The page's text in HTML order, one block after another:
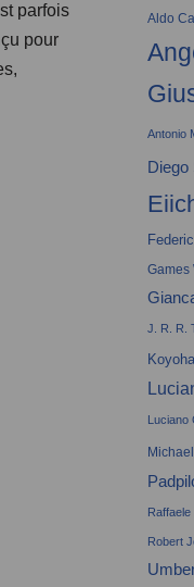
parfois
pour
Aldo
Antonio
Diego
Games
J. R. R.
Luciano
Raffaele
Robert